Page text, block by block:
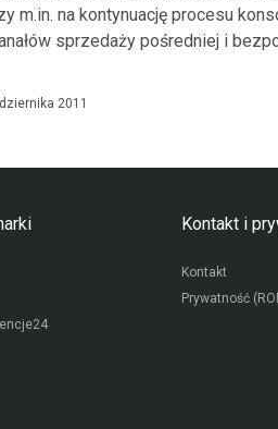
m.in. na kontynuację procesu
sprzedaży pośredniej i
2011
Kontakt i
Kontakt
Prywatność